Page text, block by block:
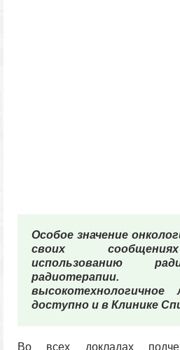
Особое значение
своих
использованию
высокотехнологичное
доступно и в Клинике
Во всех докладах